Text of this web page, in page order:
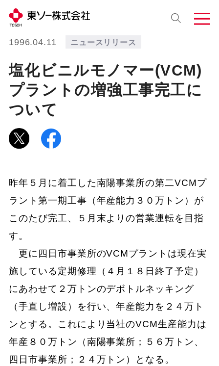
1996.04.11 ニュースリリース
塩化ビニルモノマー(VCM)
プラントの増強工事完工に
ついて
昨年５月に着工した南陽事業所の第二VCMプ
ラント第一期工事（年産能力３０万トン）が
このたび完工、５月末よりの営業運転を目指
す。
更に四日市事業所のVCMプラントは現在実
施している定期修理（４月１８日終了予定）
にあわせて２万トンのデボトルネッキング
（手直し増設）を行い、年産能力を２４万ト
ンとする。これにより当社のVCM生産能力は
年産８０万トン（南陽事業所；５６万トン、
四日市事業所；２４万トン）となる。